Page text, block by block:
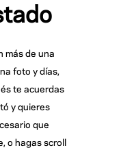
más de una
foto y días,
te acuerdas
y quieres
que
o hagas scroll